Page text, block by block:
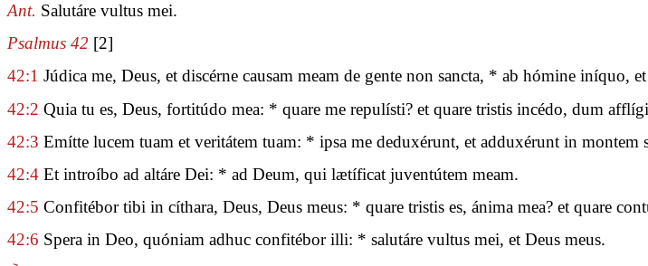
Ant. Salutáre vultus mei.
Psalmus 42 [2]
42:1 Júdica me, Deus, et discérne causam meam de gente non sancta, * ab hómine iníquo,
42:2 Quia tu es, Deus, fortitúdo mea: * quare me repulísti? et quare tristis incédo, dum
42:3 Emítte lucem tuam et veritátem tuam: * ipsa me deduxérunt, et adduxérunt in montem
42:4 Et introíbo ad altáre Dei: * ad Deum, qui lætíficat juventútem meam.
42:5 Confitébor tibi in cíthara, Deus, Deus meus: * quare tristis es, ánima mea? et quare
42:6 Spera in Deo, quóniam adhuc confitébor illi: * salutáre vultus mei, et Deus meus.